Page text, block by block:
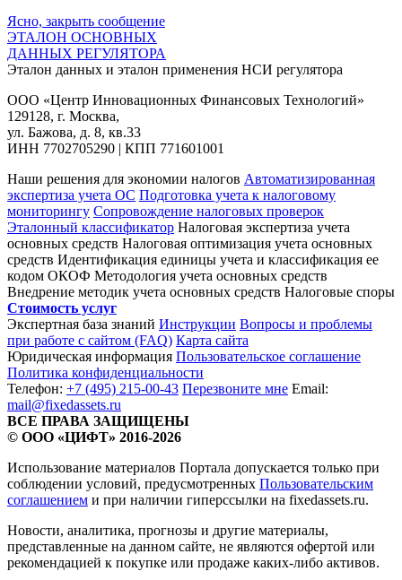
Ясно, закрыть сообщение
ЭТАЛОН ОСНОВНЫХ
ДАННЫХ РЕГУЛЯТОРА
Эталон данных и эталон применения НСИ регулятора
ООО «Центр Инновационных Финансовых Технологий»
129128, г. Москва,
ул. Бажова, д. 8, кв.33
ИНН 7702705290 | КПП 771601001
Наши решения для экономии налогов Автоматизированная
экспертиза учета ОС Подготовка учета к налоговому
мониторингу Сопровождение налоговых проверок
Эталонный классификатор Налоговая экспертиза учета
основных средств Налоговая оптимизация учета основных
средств Идентификация единицы учета и классификация ее
кодом ОКОФ Методология учета основных средств
Внедрение методик учета основных средств Налоговые споры
Стоимость услуг
Экспертная база знаний Инструкции Вопросы и проблемы
при работе с сайтом (FAQ) Карта сайта
Юридическая информация Пользовательское соглашение
Политика конфиденциальности
Телефон: +7 (495) 215-00-43 Перезвоните мне Email:
mail@fixedassets.ru
ВСЕ ПРАВА ЗАЩИЩЕНЫ
© ООО «ЦИФТ» 2016-2026
Использование материалов Портала допускается только при
соблюдении условий, предусмотренных Пользовательским
соглашением и при наличии гиперссылки на fixedassets.ru.
Новости, аналитика, прогнозы и другие материалы,
представленные на данном сайте, не являются офертой или
рекомендацией к покупке или продаже каких-либо активов.